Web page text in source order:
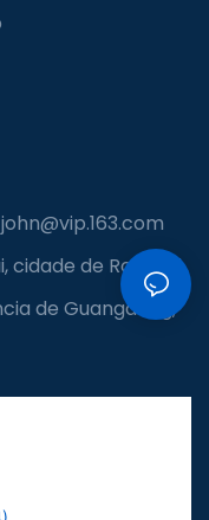
cidade de Ronggui,
de Guangdong,